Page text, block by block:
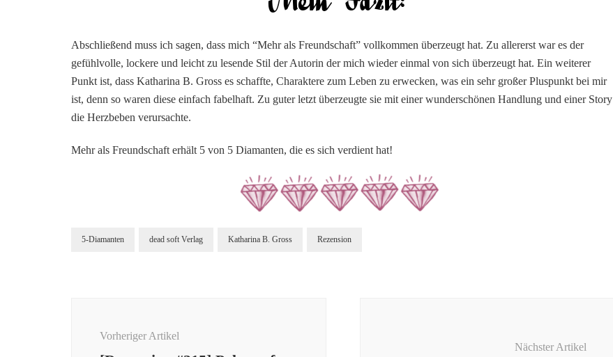
Abschließend muss ich sagen, dass mich “Mehr als Freundschaft” vollkommen überzeugt hat. Zu allererst war es der
gefühlvolle, lockere und leicht zu lesende Stil der Autorin der mich wieder einmal von sich überzeugt hat. Ein weiterer
Punkt ist, dass Katharina B. Gross es schaffte, Charaktere zum Leben zu erwecken, was ein sehr großer Pluspunkt bei mir
ist, denn so waren diese einfach fabelhaft. Zu guter letzt überzeugte sie mit einer wunderschönen Handlung und einer Story
die Herzbeben verursachte.
Mehr als Freundschaft erhält 5 von 5 Diamanten, die es sich verdient hat!
5-Diamanten dead soft Verlag Katharina B. Gross Rezension
Vorheriger Artikel
Nächster Artikel